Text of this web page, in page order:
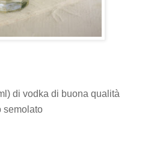
di vodka di buona qualità
semolato